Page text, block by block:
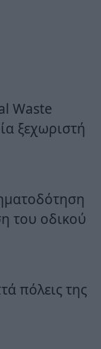
Waste
ξεχωριστή
του οδικού
πόλεις της